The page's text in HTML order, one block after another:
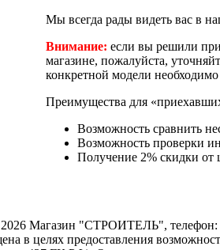
Мы всегда рады видеть вас в
Внимание: если вы решили
магазине, пожалуйста,
конкретной модели
Преимущества для
Возможность сравнить
Возможность проверки
Получение 2% скидки от
Магазин "СТРОИТЕЛЬ", телефон:
в целях предоставления